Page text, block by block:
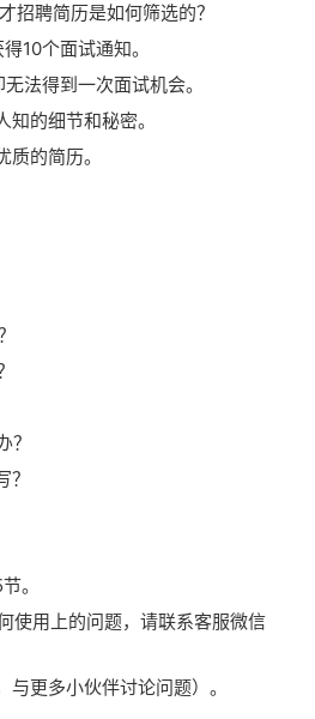
招聘简历是如何筛选的？
10个面试通知。
法得到一次面试机会。
的细节和秘密。
的简历。
？
。
使用上的问题，请联系客服微信
与更多小伙伴讨论问题）。